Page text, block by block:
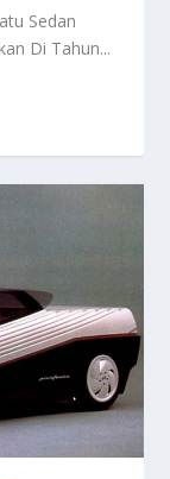
Sedan
Di Tahun...